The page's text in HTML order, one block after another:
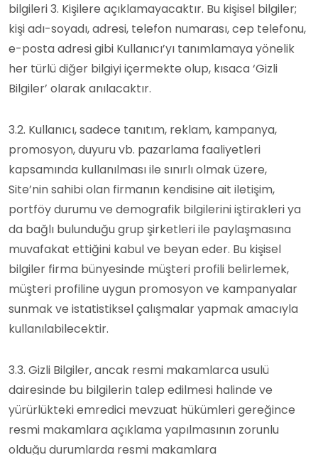
bilgileri 3. Kişilere açıklamayacaktır. Bu kişisel bilgiler;
kişi adı-soyadı, adresi, telefon numarası, cep telefonu,
e-posta adresi gibi Kullanıcı’yı tanımlamaya yönelik
her türlü diğer bilgiyi içermekte olup, kısaca ‘Gizli
Bilgiler’ olarak anılacaktır.
3.2. Kullanıcı, sadece tanıtım, reklam, kampanya,
promosyon, duyuru vb. pazarlama faaliyetleri
kapsamında kullanılması ile sınırlı olmak üzere,
Site’nin sahibi olan firmanın kendisine ait iletişim,
portföy durumu ve demografik bilgilerini iştirakleri ya
da bağlı bulunduğu grup şirketleri ile paylaşmasına
muvafakat ettiğini kabul ve beyan eder. Bu kişisel
bilgiler firma bünyesinde müşteri profili belirlemek,
müşteri profiline uygun promosyon ve kampanyalar
sunmak ve istatistiksel çalışmalar yapmak amacıyla
kullanılabilecektir.
3.3. Gizli Bilgiler, ancak resmi makamlarca usulü
dairesinde bu bilgilerin talep edilmesi halinde ve
yürürlükteki emredici mevzuat hükümleri gereğince
resmi makamlara açıklama yapılmasının zorunlu
olduğu durumlarda resmi makamlara